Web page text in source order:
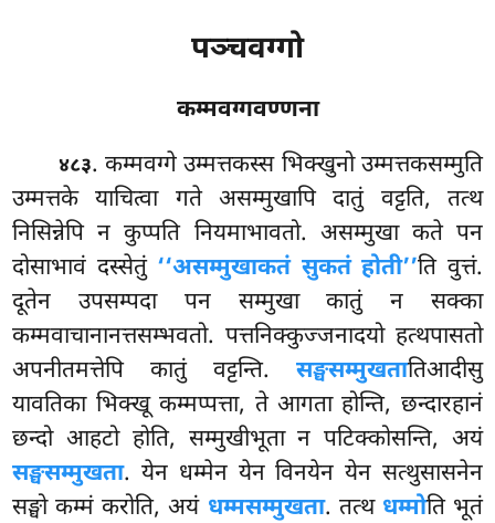
पञ्चवग्गो
कम्मवग्गवण्णना
४८३. कम्मवग्गेउम्मत्तकस्स भिक्खुनो उम्मत्तकसम्मुति
उम्मत्तके याचित्वा गते असम्मुखापि दातुं वट्टति, तत्थ
निसिन्नेपि न कुप्पति नियमाभावतो. असम्मुखा कते पन
दोसाभावं दस्सेतुं ‘‘असम्मुखाकतं सुकतं होती’’ति वुत्तं.
दूतेन उपसम्पदा पन सम्मुखा कातुं न सक्का
कम्मवाचानानत्तसम्भवतो. पत्तनिक्कुज्जनादयो हत्थपासतो
अपनीतमत्तेपि कातुं वट्टन्ति. सङ्घसम्मुखतातिआदीसु
यावतिका भिक्खू कम्मप्पत्ता, ते आगता होन्ति, छन्दारहानं
छन्दो आहटो होति, सम्मुखीभूता न पटिक्कोसन्ति, अयं
सङ्घसम्मुखता. येन धम्मेन येन विनयेन येन सत्थुसासनेन
सङ्घो कम्मं करोति, अयं धम्मसम्मुखता. तत्थ धम्मोति भूतं